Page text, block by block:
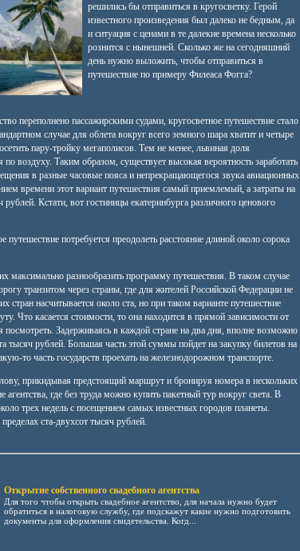
решились бы отправиться в кругосветку. Герой
известного произведения был далеко не бедным, да
и ситуация с ценами в те далекие времена несколько
рознится с нынешней. Сколько же на сегодняшний
день нужно выложить, чтобы отправиться в
путешествие по примеру Филеаса Фогга?
переполнено пассажирскими судами, кругосветное путешествие стало
случае для облета вокруг всего земного шара хватит и четыре
пару-тройку мегаполисов. Тем не менее, львиная доля
воздуху. Таким образом, существует высокая вероятность заработать
в разные часовые пояса и непрекращающегося звука авиационных
времени этот вариант путешествия самый приемлемый, а затраты на
Кстати, вот гостиницы екатеринбурга различного ценового
потребуется преодолеть расстояние длиной около сорока
максимально разнообразить программу путешествия. В таком случае
транзитом через страны, где для жителей Российской Федерации не
стран насчитывается около ста, но при таком варианте путешествие
Что касается стоимости, то она находится в прямой зависимости от
посмотреть. Задерживаясь в каждой стране на два дня, вполне возможно
тысяч рублей. Большая часть этой суммы пойдет на закупку билетов на
то часть государств проехать на железнодорожном транспорте.
прикидывая предстоящий маршрут и бронируя номера в нескольких
где без труда можно купить пакетный тур вокруг света. В
трех недель с посещением самых известных городов планеты.
ста-двухсот тысяч рублей.
Открытие собственного свадебного агентства
Для того чтобы открыть свадебное агентство, для начала нужно будет
обратиться в налоговую службу, где подскажут какие нужно подготовить
документы для оформления свидетельства. Когд...